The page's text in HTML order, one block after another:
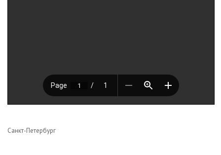
Санкт-Петербург